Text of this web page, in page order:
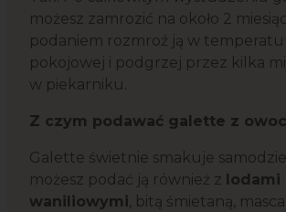
możesz zamrozić na około 2
podaniem rozmroź ją w
pokojowej i podgrzej przez kilka
w piekarniku.
Z czym podawać galette z
Galette świetnie smakuje
możesz podać ją również z lodami
waniliowymi, bitą śmietaną,